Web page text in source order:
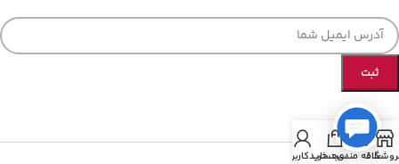
علاقه مندیسبد خرید
حساب کاربری من